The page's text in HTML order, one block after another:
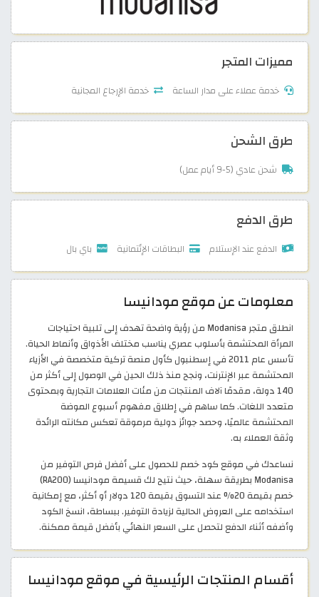
مميزات المتجر
خدمة عملاء على مدار الساعة خدمة الإرجاع المجانية
طرق الشحن
شحن عادي (5-9 أيام عمل)
طرق الدفع
الدفع عند الإستلام البطاقات الإئتمانية باي بال
معلومات عن موقع مودانيسا
انطلق متجر Modanisa من رؤية واضحة تهدف إلى تلبية احتياجات
المرأة المحتشمة بأسلوب عصري يناسب مختلف الأذواق وأنماط الحياة.
تأسس عام 2011 في إسطنبول كأول منصة تركية متخصصة في الأزياء
المحتشمة عبر الإنترنت، ونجح منذ ذلك الحين في الوصول إلى أكثر من
140 دولة، مقدمًا آلاف المنتجات من مئات العلامات التجارية وبمحتوى
متعدد اللغات. كما ساهم في إطلاق مفهوم أسبوع الموضة
المحتشمة عالميًا، وحصد جوائز دولية مرموقة تعكس مكانته الرائدة
وثقة العملاء به.
نساعدك في موقع كود خصم للحصول على أفضل فرص التوفير من
Modanisa بطريقة سهلة، حيث نتيح لك قسيمة مودانيسا (RA200)
خصم بقيمة 20% عند التسوق بقيمة 120 دولار أو أكثر، مع إمكانية
استخدامه على العروض الحالية لزيادة التوفير. ببساطة، انسخ الكود
وأضفه أثناء الدفع لتحصل على السعر النهائي بأفضل قيمة ممكنة.
أقسام المنتجات الرئيسية في موقع مودانيسا